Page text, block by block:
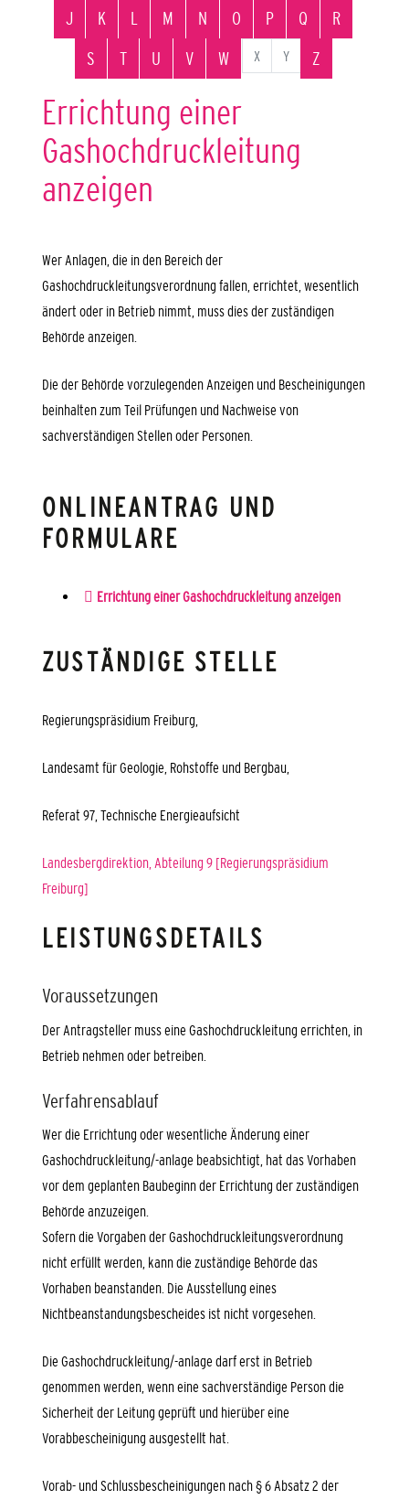
J
K L M N O P Q
R
S
T U V W X Y Z
Errichtung einer
Gashochdruckleitung
anzeigen
Wer Anlagen, die in den Bereich der
Gashochdruckleitungsverordnung fallen, errichtet, wesentlich
ändert oder in Betrieb nimmt, muss dies der zuständigen
Behörde anzeigen.
Die der Behörde vorzulegenden Anzeigen und Bescheinigungen
beinhalten zum Teil Prüfungen und Nachweise von
sachverständigen Stellen oder Personen.
ONLINEANTRAG UND
FORMULARE
Errichtung einer Gashochdruckleitung anzeigen
ZUSTÄNDIGE STELLE
Regierungspräsidium Freiburg,
Landesamt für Geologie, Rohstoffe und Bergbau,
Referat 97, Technische Energieaufsicht
Landesbergdirektion, Abteilung 9 [Regierungspräsidium
Freiburg]
LEISTUNGSDETAILS
Voraussetzungen
Der Antragsteller muss eine Gashochdruckleitung errichten, in
Betrieb nehmen oder betreiben.
Verfahrensablauf
Wer die Errichtung oder wesentliche Änderung einer
Gashochdruckleitung/-anlage beabsichtigt, hat das Vorhaben
vor dem geplanten Baubeginn der Errichtung der zuständigen
Behörde anzuzeigen.
Sofern die Vorgaben der Gashochdruckleitungsverordnung
nicht erfüllt werden, kann die zuständige Behörde das
Vorhaben beanstanden. Die Ausstellung eines
Nichtbeanstandungsbescheides ist nicht vorgesehen.
Die Gashochdruckleitung/-anlage darf erst in Betrieb
genommen werden, wenn eine sachverständige Person die
Sicherheit der Leitung geprüft und hierüber eine
Vorabbescheinigung ausgestellt hat.
Vorab- und Schlussbescheinigungen nach § 6 Absatz 2 der